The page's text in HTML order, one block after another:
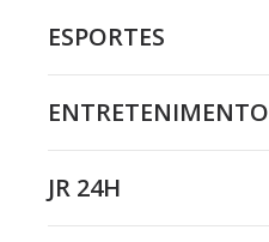
ESPORTES
ENTRETENIMENTO
JR 24H